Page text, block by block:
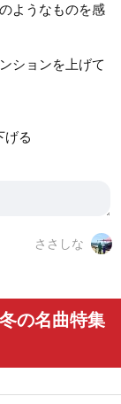
ようなものを感
ションを上げて
げる
ささしな
の名曲特集